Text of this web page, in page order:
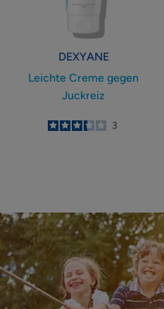
DEXYANE
Leichte Creme gegen
Juckreiz
3.3
/5
3